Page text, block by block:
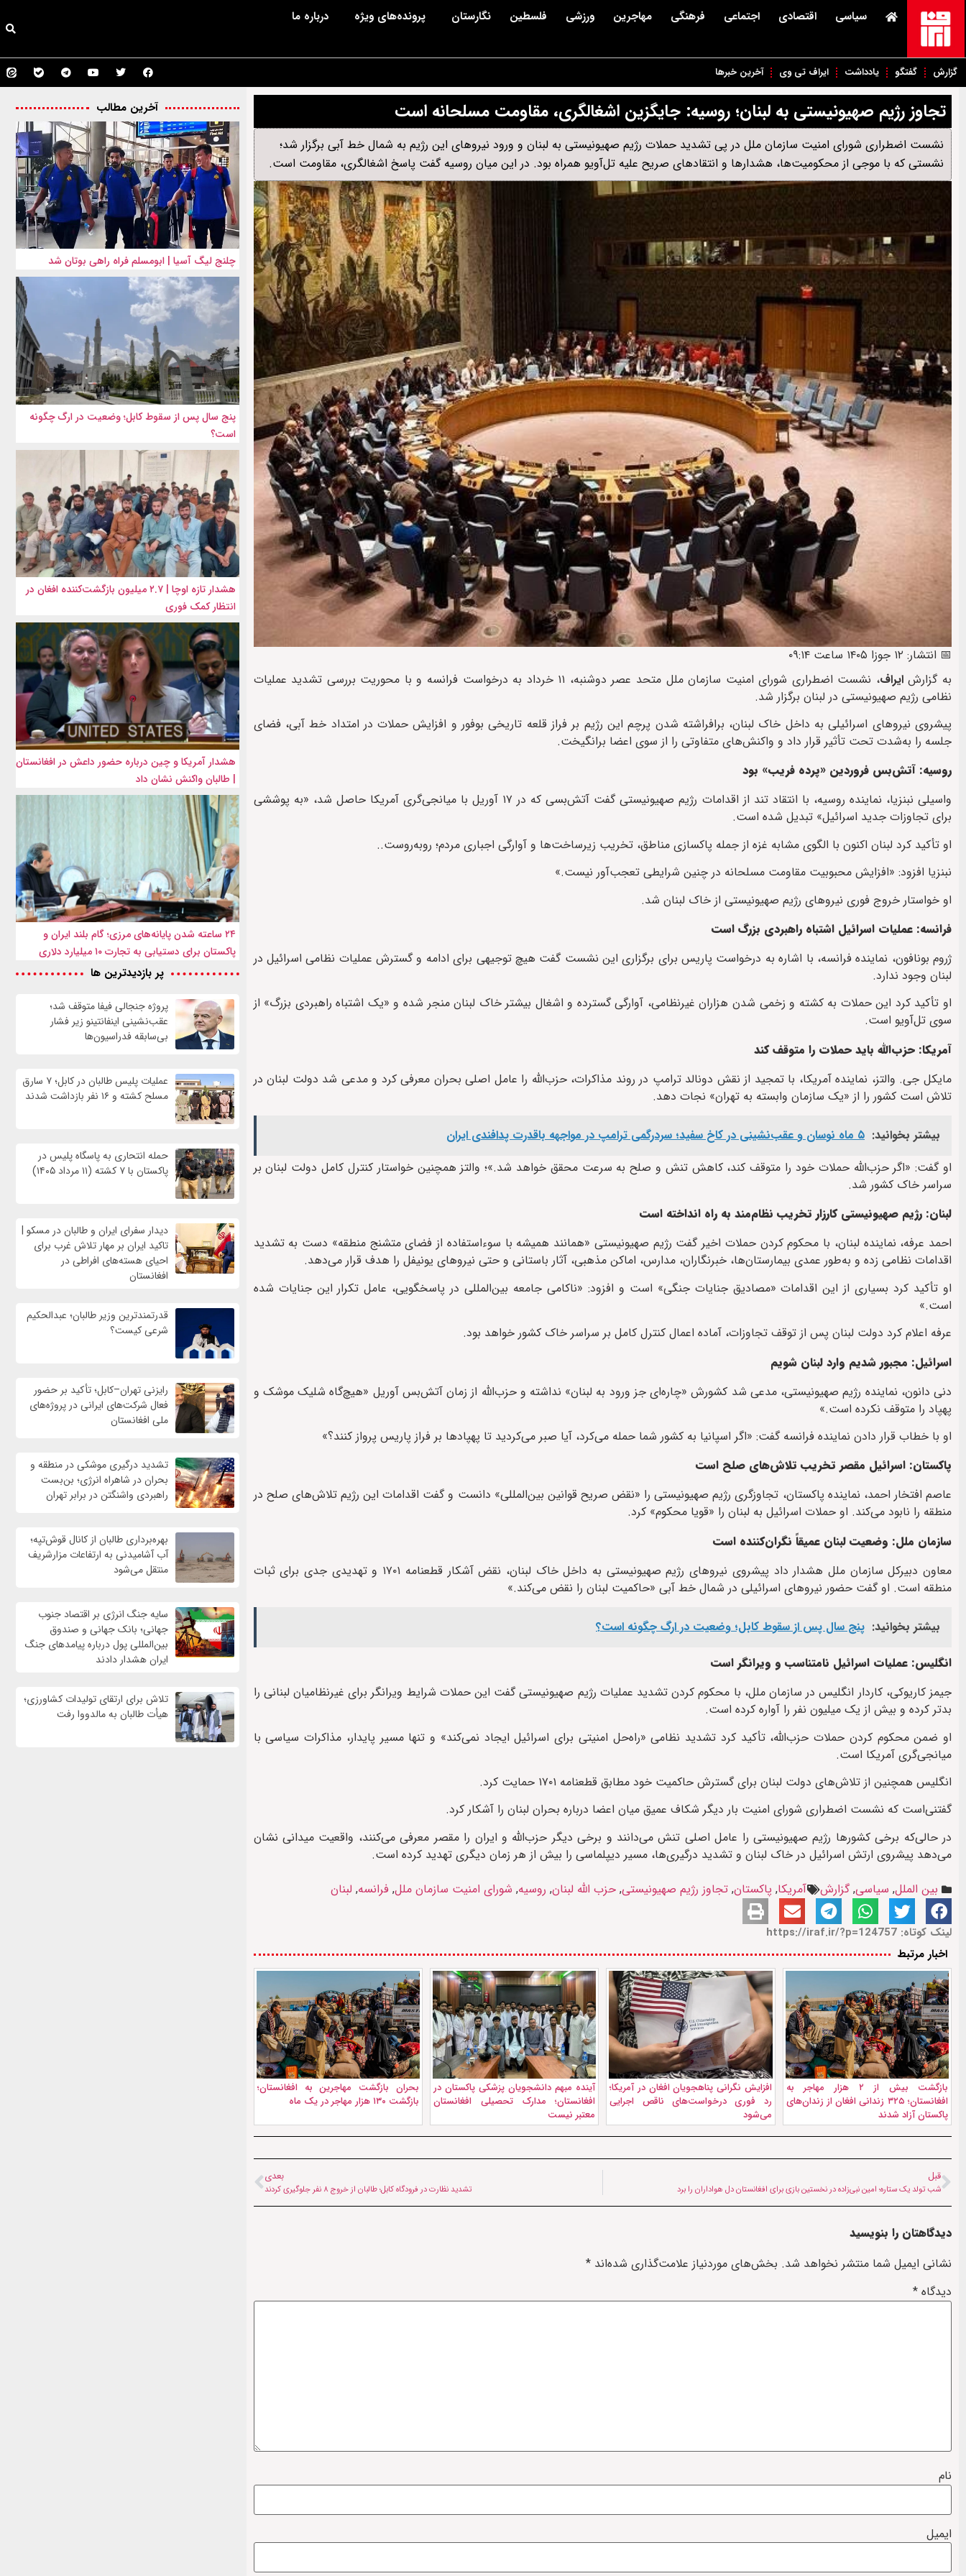
سیاسی اقتصادی اجتماعی فرهنگی مهاجرین ورزشی فلسطین نگارستان پرونده‌های ویژه درباره ما
گزارش گفتگو یادداشت ایراف تی وی آخرین خبرها
تجاوز رژیم صهیونیستی به لبنان؛ روسیه: جایگزین اشغالگری، مقاومت مسلحانه است
نشست اضطراری شورای امنیت سازمان ملل در پی تشدید حملات رژیم صهیونیستی به لبنان و ورود نیروهای این رژیم به شمال خط آبی برگزار شد؛
نشستی که با موجی از محکومیت‌ها، هشدارها و انتقادهای صریح علیه تل‌آویو همراه بود. در این میان روسیه گفت پاسخ اشغالگری، مقاومت است.
📅 انتشار: ۱۲ جوزا ۱۴۰۵ ساعت ۰۹:۱۴
به گزارشایراف
، نشست اضطراری شورای امنیت سازمان ملل متحد عصر دوشنبه، ۱۱ خرداد به درخواست فرانسه و با محوریت بررسی تشدید عملیات
نظامی رژیم صهیونیستی در لبنان برگزار شد.
پیشروی نیروهای اسرائیلی به داخل خاک لبنان، برافراشته شدن پرچم این رژیم بر فراز قلعه تاریخی بوفور و افزایش حملات در امتداد خط آبی، فضای
جلسه را به‌شدت تحت تأثیر قرار داد و واکنش‌های متفاوتی را از سوی اعضا برانگیخت.
روسیه: آتش‌بس فروردین «پرده فریب» بود
واسیلی نبنزیا، نماینده روسیه، با انتقاد تند از اقدامات رژیم صهیونیستی گفت آتش‌بسی که در ۱۷ آوریل با میانجی‌گری آمریکا حاصل شد، «به پوششی
برای تجاوزات جدید اسرائیل» تبدیل شده است.
او تأکید کرد لبنان اکنون با الگوی مشابه غزه از جمله پاکسازی مناطق، تخریب زیرساخت‌ها و آوارگی اجباری مردم؛ روبه‌روست..
نبنزیا افزود: «افزایش محبوبیت مقاومت مسلحانه در چنین شرایطی تعجب‌آور نیست.»
او خواستار خروج فوری نیروهای رژیم صهیونیستی از خاک لبنان شد.
فرانسه: عملیات اسرائیل اشتباه راهبردی بزرگ است
ژروم بونافون، نماینده فرانسه، با اشاره به درخواست پاریس برای برگزاری این نشست گفت هیچ توجیهی برای ادامه و گسترش عملیات نظامی اسرائیل در
لبنان وجود ندارد.
او تأکید کرد این حملات به کشته و زخمی شدن هزاران غیرنظامی، آوارگی گسترده و اشغال بیشتر خاک لبنان منجر شده و «یک اشتباه راهبردی بزرگ» از
سوی تل‌آویو است.
آمریکا: حزب‌الله باید حملات را متوقف کند
مایکل جی. والتز، نماینده آمریکا، با تمجید از نقش دونالد ترامپ در روند مذاکرات، حزب‌الله را عامل اصلی بحران معرفی کرد و مدعی شد دولت لبنان در
تلاش است کشور را از «یک سازمان وابسته به تهران» نجات دهد.
بیشتر بخوانید: ۵ ماه نوسان و عقب‌نشینی در کاخ سفید؛ سردرگمی ترامپ در مواجهه باقدرت پدافندی ایران
او گفت: «اگر حزب‌الله حملات خود را متوقف کند، کاهش تنش و صلح به سرعت محقق خواهد شد.»؛ والتز همچنین خواستار کنترل کامل دولت لبنان بر
سراسر خاک کشور شد.
لبنان: رژیم صهیونیستی کارزار تخریب نظام‌مند به راه انداخته است
احمد عرفه، نماینده لبنان، با محکوم کردن حملات اخیر گفت رژیم صهیونیستی «همانند همیشه با سوءاستفاده از فضای متشنج منطقه» دست به تشدید
اقدامات نظامی زده و به‌طور عمدی بیمارستان‌ها، خبرنگاران، مدارس، اماکن مذهبی، آثار باستانی و حتی نیروهای یونیفل را هدف قرار می‌دهد.
او تأکید کرد بسیاری از این اقدامات «مصادیق جنایات جنگی» است و افزود: «ناکامی جامعه بین‌المللی در پاسخگویی، عامل تکرار این جنایات شده
است.»
عرفه اعلام کرد دولت لبنان پس از توقف تجاوزات، آماده اعمال کنترل کامل بر سراسر خاک کشور خواهد بود.
اسرائیل: مجبور شدیم وارد لبنان شویم
دنی دانون، نماینده رژیم صهیونیستی، مدعی شد کشورش «چاره‌ای جز ورود به لبنان» نداشته و حزب‌الله از زمان آتش‌بس آوریل «هیچ‌گاه شلیک موشک و
پهپاد را متوقف نکرده است.»
او با خطاب قرار دادن نماینده فرانسه گفت: «اگر اسپانیا به کشور شما حمله می‌کرد، آیا صبر می‌کردید تا پهپادها بر فراز پاریس پرواز کنند؟»
پاکستان: اسرائیل مقصر تخریب تلاش‌های صلح است
عاصم افتخار احمد، نماینده پاکستان، تجاوزگری رژیم صهیونیستی را «نقض صریح قوانین بین‌المللی» دانست و گفت اقدامات این رژیم تلاش‌های صلح در
منطقه را نابود می‌کند. او حملات اسرائیل به لبنان را «قویا محکوم» کرد.
سازمان ملل: وضعیت لبنان عمیقاً نگران‌کننده است
معاون دبیرکل سازمان ملل هشدار داد پیشروی نیروهای رژیم صهیونیستی به داخل خاک لبنان، نقض آشکار قطعنامه ۱۷۰۱ و تهدیدی جدی برای ثبات
منطقه است. او گفت حضور نیروهای اسرائیلی در شمال خط آبی «حاکمیت لبنان را نقض می‌کند.»
بیشتر بخوانید: پنج سال پس از سقوط کابل؛ وضعیت در ارگ چگونه است؟
انگلیس: عملیات اسرائیل نامتناسب و ویرانگر است
جیمز کاریوکی، کاردار انگلیس در سازمان ملل، با محکوم کردن تشدید عملیات رژیم صهیونیستی گفت این حملات شرایط ویرانگر برای غیرنظامیان لبنانی را
بدتر کرده و بیش از یک میلیون نفر را آواره کرده است.
او ضمن محکوم کردن حملات حزب‌الله، تأکید کرد تشدید نظامی «راه‌حل امنیتی برای اسرائیل ایجاد نمی‌کند» و تنها مسیر پایدار، مذاکرات سیاسی با
میانجی‌گری آمریکا است.
انگلیس همچنین از تلاش‌های دولت لبنان برای گسترش حاکمیت خود مطابق قطعنامه ۱۷۰۱ حمایت کرد.
گفتنی‌است که نشست اضطراری شورای امنیت بار دیگر شکاف عمیق میان اعضا درباره بحران لبنان را آشکار کرد.
در حالی‌که برخی کشورها رژیم صهیونیستی را عامل اصلی تنش می‌دانند و برخی دیگر حزب‌الله و ایران را مقصر معرفی می‌کنند، واقعیت میدانی نشان
می‌دهد پیشروی ارتش اسرائیل در خاک لبنان و تشدید درگیری‌ها، مسیر دیپلماسی را بیش از هر زمان دیگری تهدید کرده است.
بین الملل, سیاسی,گزارش آمریکا, پاکستان, تجاوز رژیم صهیونیستی, حزب الله لبنان, روسیه, شورای امنیت سازمان ملل, فرانسه, لبنان
لینک کوتاه: https://iraf.ir/?p=124757
اخبار مرتبط
بازگشت بیش از ۲ هزار مهاجر به
افغانستان؛ ۳۲۵ زندانی افغان از زندان‌های
پاکستان آزاد شدند
افزایش نگرانی پناهجویان افغان در آمریکا؛
رد فوری درخواست‌های ناقص اجرایی
می‌شود
آینده مبهم دانشجویان پزشکی پاکستان در
افغانستان؛ مدارک تحصیلی افغانستان
معتبر نیست
بحران بازگشت مهاجرین به افغانستان؛
بازگشت ۱۳۰ هزار مهاجر در یک ماه
قبل
شب تولد یک ستاره؛ امین نبی‌زاده در نخستین بازی برای افغانستان دل هواداران را برد
بعدی
تشدید نظارت در فرودگاه کابل؛ طالبان از خروج ۸ نفر جلوگیری کردند
دیدگاهتان را بنویسید
نشانی ایمیل شما منتشر نخواهد شد. بخش‌های موردنیاز علامت‌گذاری شده‌اند *
دیدگاه *
نام
ایمیل
آخرین مطالب
چلنج لیگ آسیا | ابومسلم فراه راهی بوتان شد
پنج سال پس از سقوط کابل؛ وضعیت در ارگ چگونه
است؟
هشدار تازه اوچا | ۲.۷ میلیون بازگشت‌کننده افغان در
انتظار کمک فوری
هشدار آمریکا و چین درباره حضور داعش در افغانستان
| طالبان واکنش نشان داد
۲۴ ساعته شدن پایانه‌های مرزی؛ گام بلند ایران و
پاکستان برای دستیابی به تجارت ۱۰ میلیارد دلاری
پر بازدیدترین ها
پروژه جنجالی فیفا متوقف شد؛
عقب‌نشینی اینفانتینو زیر فشار
بی‌سابقه فدراسیون‌ها
عملیات پلیس طالبان در کابل؛ ۷ سارق
مسلح کشته و ۱۶ نفر بازداشت شدند
حمله انتحاری به پاسگاه پلیس در
پاکستان با ۷ کشته (۱۱ مرداد ۱۴۰۵)
دیدار سفرای ایران و طالبان در مسکو |
تاکید ایران بر مهار تلاش‌ غرب برای
احیای هسته‌های افراطی در
افغانستان
قدرتمندترین وزیر طالبان؛ عبدالحکیم
شرعی کیست؟
رایزنی تهران–کابل؛ تأکید بر حضور
فعال شرکت‌های ایرانی در پروژه‌های
ملی افغانستان
تشدید درگیری موشکی در منطقه و
بحران در شاهراه انرژی؛ بن‌بست
راهبردی واشنگتن در برابر تهران
بهره‌برداری طالبان از کانال قوش‌تپه؛
آب آشامیدنی به ارتفاعات مزارشریف
منتقل می‌شود
سایه جنگ انرژی بر اقتصاد جنوب
جهانی؛ بانک جهانی و صندوق
بین‌المللی پول درباره پیامدهای جنگ
ایران هشدار دادند
تلاش برای ارتقای تولیدات کشاورزی؛
هیأت طالبان به مالدووا رفت